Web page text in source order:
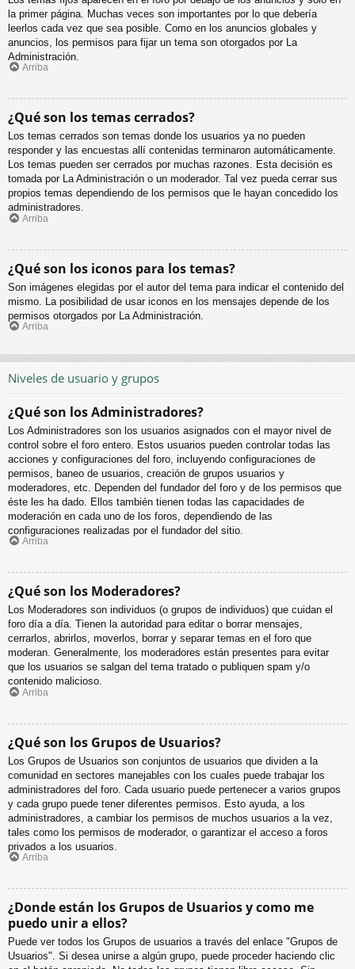
la primer página. Muchas veces son importantes por lo que debería
leerlos cada vez que sea posible. Como en los anuncios globales y
anuncios, los permisos para fijar un tema son otorgados por La
Administración.
Arriba
¿Qué son los temas cerrados?
Los temas cerrados son temas donde los usuarios ya no pueden
responder y las encuestas allí contenidas terminaron automáticamente.
Los temas pueden ser cerrados por muchas razones. Esta decisión es
tomada por La Administración o un moderador. Tal vez pueda cerrar sus
propios temas dependiendo de los permisos que le hayan concedido los
administradores.
Arriba
¿Qué son los iconos para los temas?
Son imágenes elegidas por el autor del tema para indicar el contenido del
mismo. La posibilidad de usar iconos en los mensajes depende de los
permisos otorgados por La Administración.
Arriba
Niveles de usuario y grupos
¿Qué son los Administradores?
Los Administradores son los usuarios asignados con el mayor nivel de
control sobre el foro entero. Estos usuarios pueden controlar todas las
acciones y configuraciones del foro, incluyendo configuraciones de
permisos, baneo de usuarios, creación de grupos usuarios y
moderadores, etc. Dependen del fundador del foro y de los permisos que
éste les ha dado. Ellos también tienen todas las capacidades de
moderación en cada uno de los foros, dependiendo de las
configuraciones realizadas por el fundador del sitio.
Arriba
¿Qué son los Moderadores?
Los Moderadores son individuos (o grupos de individuos) que cuidan el
foro día a día. Tienen la autoridad para editar o borrar mensajes,
cerrarlos, abrirlos, moverlos, borrar y separar temas en el foro que
moderan. Generalmente, los moderadores están presentes para evitar
que los usuarios se salgan del tema tratado o publiquen spam y/o
contenido malicioso.
Arriba
¿Qué son los Grupos de Usuarios?
Los Grupos de Usuarios son conjuntos de usuarios que dividen a la
comunidad en sectores manejables con los cuales puede trabajar los
administradores del foro. Cada usuario puede pertenecer a varios grupos
y cada grupo puede tener diferentes permisos. Esto ayuda, a los
administradores, a cambiar los permisos de muchos usuarios a la vez,
tales como los permisos de moderador, o garantizar el acceso a foros
privados a los usuarios.
Arriba
¿Donde están los Grupos de Usuarios y como me
puedo unir a ellos?
Puede ver todos los Grupos de usuarios a través del enlace "Grupos de
Usuarios". Si desea unirse a algún grupo, puede proceder haciendo clic